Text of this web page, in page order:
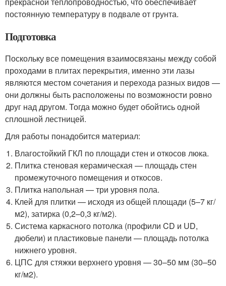
постоянную температуру в подвале от грунта.
Подготовка
Поскольку все помещения взаимосвязаны между собой
проходами в плитах перекрытия, именно эти лазы
являются местом сочетания и перехода разных видов —
они должны быть расположены по возможности ровно
друг над другом. Тогда можно будет обойтись одной
сплошной лестницей.
Для работы понадобится материал:
Влагостойкий ГКЛ по площади стен и откосов люка.
Плитка стеновая керамическая — площадь стен
промежуточного помещения и откосов.
Плитка напольная — три уровня пола.
Клей для плитки — исходя из общей площади (5–7 кг/
м2), затирка (0,2–0,3 кг/м2).
Система каркасного потолка (профили CD и UD,
дюбели) и пластиковые панели — площадь потолка
нижнего уровня.
ЦПС для стяжки верхнего уровня — 30–50 мм (30–50
кг/м2).